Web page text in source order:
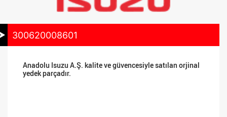
300620008601
Anadolu Isuzu A.Ş. kalite ve güvencesiyle satılan orjinal
yedek parçadır.